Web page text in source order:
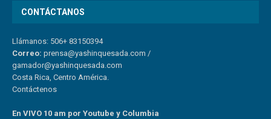
CONTÁCTANOS
Llámanos: 506+ 83150394
Correo: prensa@yashinquesada.com /
gamador@yashinquesada.com
Costa Rica, Centro América.
Contáctenos
En VIVO 10 am por Youtube y Columbia